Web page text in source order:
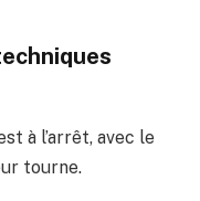
à l’arrêt, avec le
tourne.